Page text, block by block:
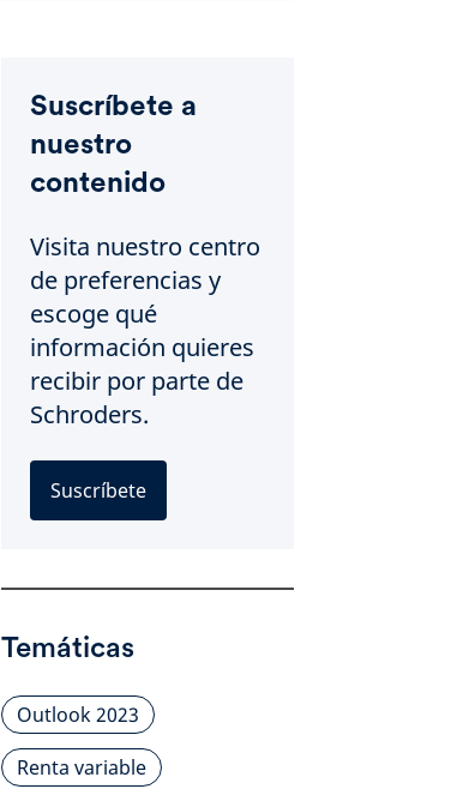
Suscríbete a
nuestro
contenido
Visita nuestro centro
de preferencias y
escoge qué
información quieres
recibir por parte de
Schroders.
Suscríbete
Temáticas
Outlook 2023
Renta variable